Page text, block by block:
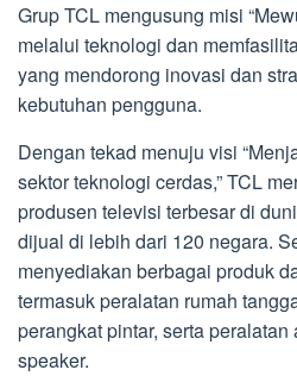
Grup TCL mengusung misi
melalui teknologi dan
yang mendorong inovasi dan
kebutuhan pengguna.
Dengan tekad menuju visi
sektor teknologi cerdas,” TCL
produsen televisi terbesar di
dijual di lebih dari 120 negara.
menyediakan berbagai produk
termasuk peralatan rumah
perangkat pintar, serta
speaker.